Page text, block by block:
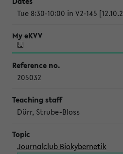
Tue 8:30-10:00 in V2-145
205032
Dürr, Strube-Bloss
Journalclub Biokybernetik